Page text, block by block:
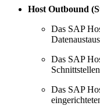
Host Outbound
Das SAP
Das SAP
Das SAP